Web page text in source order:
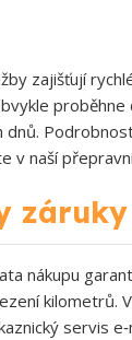
zajišťují
proběhne
dnů.
v naší
záruky
nákupu
kilometrů.
servis